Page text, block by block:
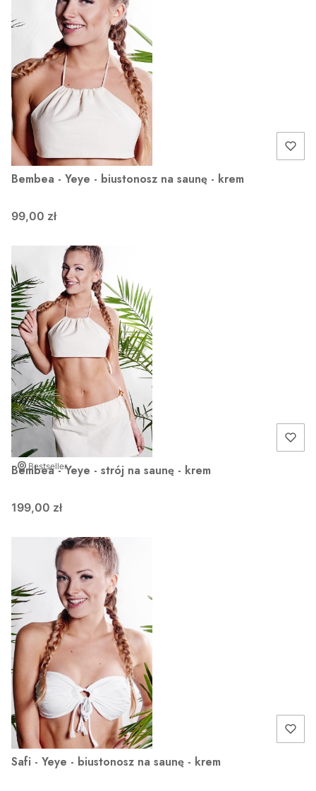
Bembea - Yeye - biustonosz na saunę - krem
99,00 zł
Bestseller
Bembea - Yeye - strój na saunę - krem
199,00 zł
Safi - Yeye - biustonosz na saunę - krem